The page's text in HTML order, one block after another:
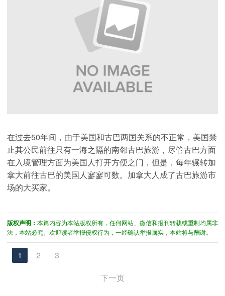
在过去50年间，由于美国和古巴两国关系的不正常，美国禁
止其公民前往只有一海之隔的南邻古巴旅游，尽管古巴方面
在入境管理方面为美国人打开方便之门，但是，每年辗转加
拿大前往古巴的美国人寥寥可数。加拿大人成了古巴旅游市
场的大买家。
版权声明： 本篇内容为本站版权所有，任何网站、微信和报刊转载或重制均属非
法，本站必究。欢迎读者举报侵权行为，一经确认举报属实，本站将与酬谢。
1 2
3
下一页